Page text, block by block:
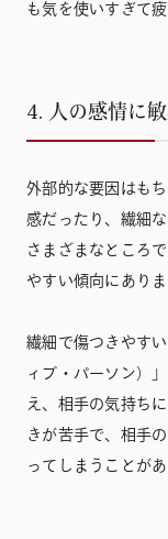
も気を使いすぎて
4. 人の感情に
外部的な要因はも
感だったり、繊細
さまざまなところ
やすい傾向にありま
繊細で傷つきやす
ィブ・パーソン）
え、相手の気持ち
きが苦手で、相手
ってしまうことがあ